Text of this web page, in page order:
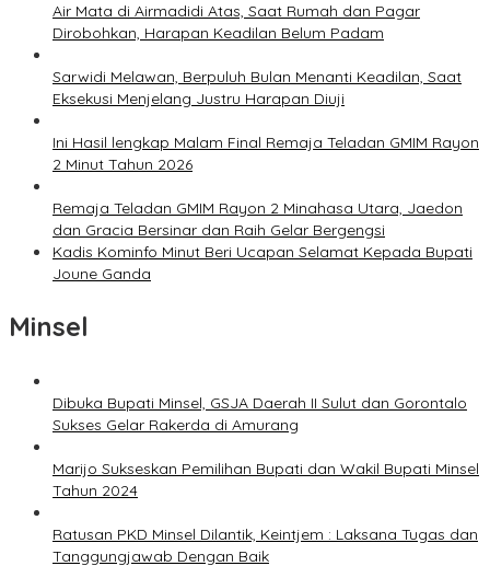
Air Mata di Airmadidi Atas, Saat Rumah dan Pagar
Dirobohkan, Harapan Keadilan Belum Padam
Sarwidi Melawan, Berpuluh Bulan Menanti Keadilan, Saat
Eksekusi Menjelang Justru Harapan Diuji
Ini Hasil lengkap Malam Final Remaja Teladan GMIM Rayon
2 Minut Tahun 2026
Remaja Teladan GMIM Rayon 2 Minahasa Utara, Jaedon
dan Gracia Bersinar dan Raih Gelar Bergengsi
Kadis Kominfo Minut Beri Ucapan Selamat Kepada Bupati
Joune Ganda
Minsel
Dibuka Bupati Minsel, GSJA Daerah II Sulut dan Gorontalo
Sukses Gelar Rakerda di Amurang
Marijo Sukseskan Pemilihan Bupati dan Wakil Bupati Minsel
Tahun 2024
Ratusan PKD Minsel Dilantik, Keintjem : Laksana Tugas dan
Tanggungjawab Dengan Baik